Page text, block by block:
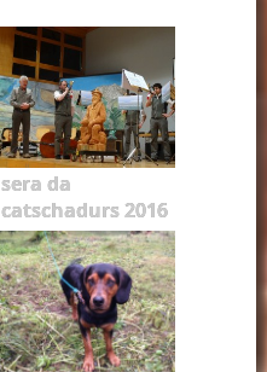
sera da
catschadurs 2016